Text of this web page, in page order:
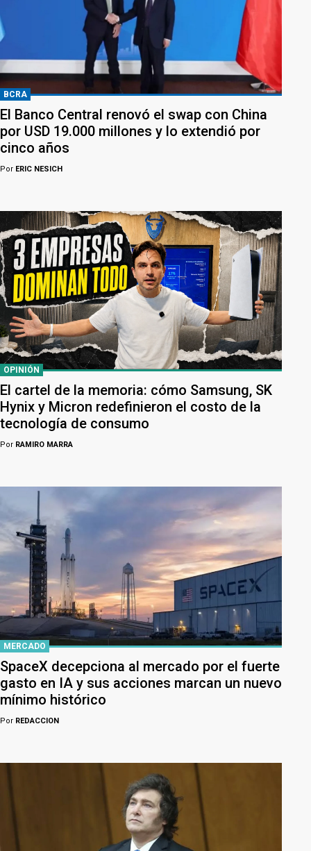
BCRA
El Banco Central renovó el swap con China
por USD 19.000 millones y lo extendió por
cinco años
Por ERIC NESICH
OPINIÓN
El cartel de la memoria: cómo Samsung, SK
Hynix y Micron redefinieron el costo de la
tecnología de consumo
Por RAMIRO MARRA
MERCADO
SpaceX decepciona al mercado por el fuerte
gasto en IA y sus acciones marcan un nuevo
mínimo histórico
Por REDACCION